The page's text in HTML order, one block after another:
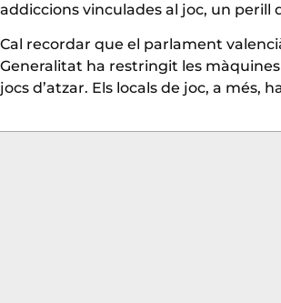
addiccions vinculades al joc, un perill
Cal recordar que el parlament
Generalitat ha restringit les
jocs d’atzar. Els locals de joc, a més,